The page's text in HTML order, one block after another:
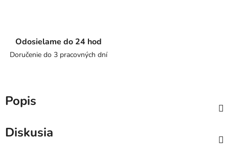
Odosielame do 24 hod
Doručenie do 3 pracovných dní
Popis
Diskusia